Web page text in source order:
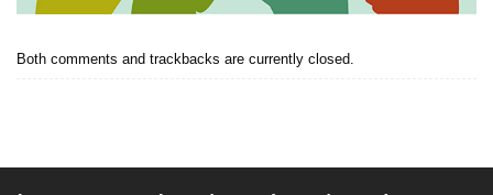
Both comments and trackbacks are currently closed.